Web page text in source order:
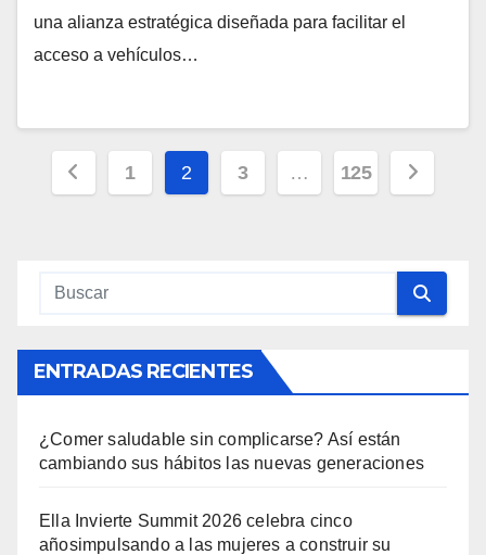
una alianza estratégica diseñada para facilitar el
acceso a vehículos…
Navegación
1 2 3 … 125
ENTRADAS RECIENTES
¿Comer saludable sin complicarse? Así están
cambiando sus hábitos las nuevas generaciones
Ella Invierte Summit 2026 celebra cinco
añosimpulsando a las mujeres a construir su